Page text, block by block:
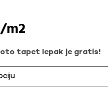
tapet lepak je gratis!